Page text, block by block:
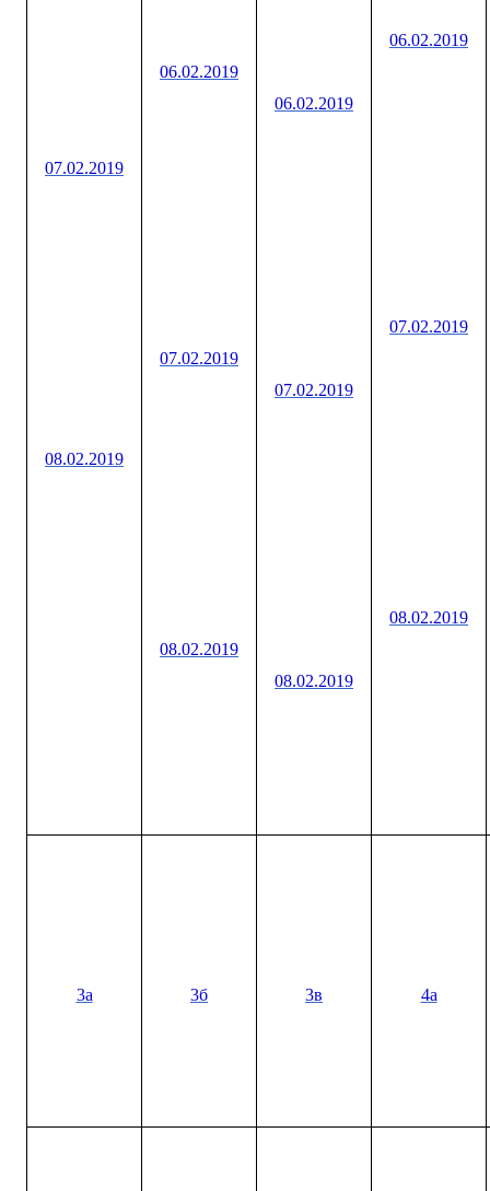
07.02.2019
08.02.2019
06.02.2019
07.02.2019
08.02.2019
06.02.2019
07.02.2019
08.02.2019
06.02.2019
07.02.2019
08.02.2019
3а 3б 3в 4а